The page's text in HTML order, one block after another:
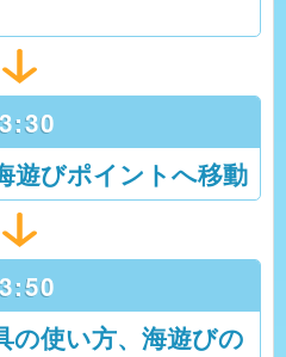
遊びポイントへ移動
の使い方、海遊びの